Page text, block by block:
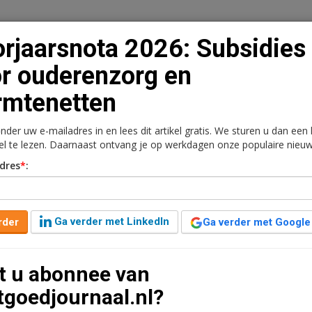
Vacaturebank
Kantoren Retail Logistiek Juridisch | Fiscaal
voor
120 miljoen euro voor warmtenetten en
het coalitieakkoord werd beloofd, wordt de
2026: Subsidies
ouderenzorg en
uw e-mailadres in en lees dit artikel gratis. We sturen u dan een
te lezen. Daarnaast ontvang je op werkdagen onze populaire
*:
Ga verder met LinkedIn Ga verder met Google
u abonnee van